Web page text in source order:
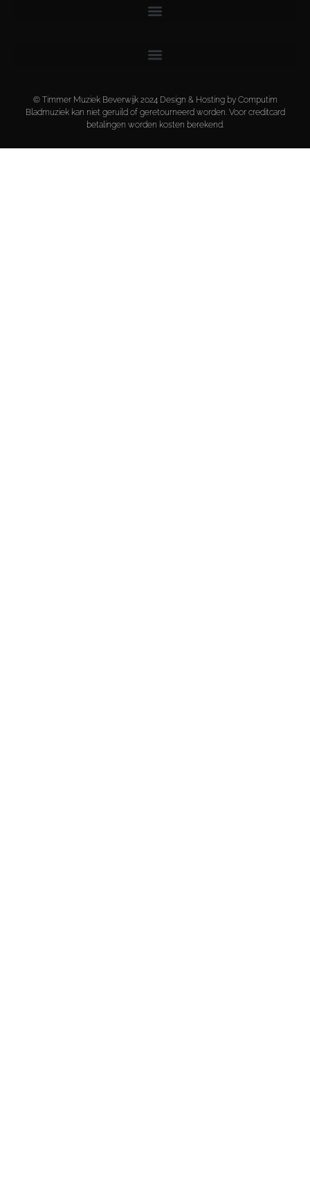
© Timmer Muziek Beverwijk 2024 Design & Hosting by Computim
Bladmuziek kan niet geruild of geretourneerd worden. Voor creditcard
betalingen worden kosten berekend.